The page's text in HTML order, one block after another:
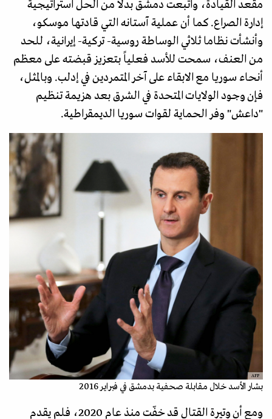
مقعد القيادة، واتبعت دمشق بدلا من الحل استراتيجية
إدارة الصراع. كما أن عملية آستانه التي قادتها موسكو،
وأنشأت نظاما ثلاثي الوساطة روسية- تركية- إيرانية، للحد
من العنف، سمحت للأسد فعلياً بتعزيز قبضته على معظم
أنحاء سوريا مع الابقاء على آخر المتمردين في إدلب. وبالمثل،
فإن وجود الولايات المتحدة في الشرق بعد هزيمة تنظيم
"داعش" وفر الحماية لقوات سوريا الديمقراطية.
AFP
بشار الأسد خلال مقابلة صحفية بدمشق في فبراير 2016
ومع أن وتيرة القتال قد خفّت منذ عام 2020، فلم يقدم